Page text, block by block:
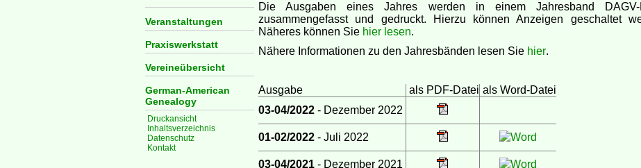
Veranstaltungen
Praxiswerkstatt
Vereineübersicht
German-American
Genealogy
Druckansicht
Inhaltsverzeichnis
Datenschutz
Kontakt
Die Ausgaben eines Jahres werden in einem Jahresband DAGV-
zusammengefasst und gedruckt. Hierzu können Anzeigen geschaltet
Näheres können Sie hier lesen.
Nähere Informationen zu den Jahresbänden lesen Sie hier.
Ausgabe als PDF-Datei als Word-Datei
03-04/2022 - Dezember 2022
01-02/2022 - Juli 2022
03-04/2021 - Dezember 2021